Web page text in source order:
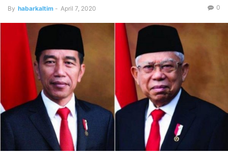
By habarkaltim - April 7, 2020 0